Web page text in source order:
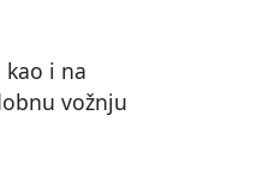
i na
vožnju